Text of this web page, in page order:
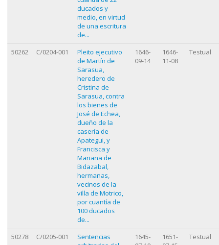
ducados y
medio, en virtud
de una escritura
de...
50262
C/0204-001
Pleito ejecutivo
de Martín de
Sarasua,
heredero de
Cristina de
Sarasua, contra
los bienes de
José de Echea,
dueño de la
casería de
Apategui, y
Francisca y
Mariana de
Bidazabal,
hermanas,
vecinos de la
villa de Motrico,
por cuantía de
100 ducados
de...
1646-
09-14
1646-
11-08
Testual
50278 C/0205-001
Sentencias
1645-
1651-
Testual